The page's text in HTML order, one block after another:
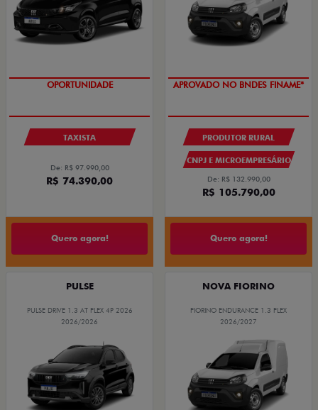
OPORTUNIDADE
TAXISTA
De: R$ 97.990,00
R$ 74.390,00
Quero agora!
APROVADO NO BNDES FINAME*
PRODUTOR RURAL
CNPJ E MICROEMPRESÁRIO
De: R$ 132.990,00
R$ 105.790,00
Quero agora!
PULSE
PULSE DRIVE 1.3 AT FLEX 4P 2026
2026/2026
NOVA FIORINO
FIORINO ENDURANCE 1.3 FLEX
2026/2027